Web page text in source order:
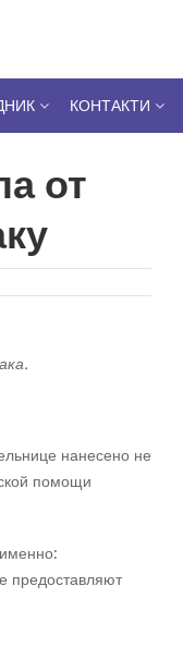
КОНТАКТИ
от
нанесено не
помощи
предоставляют